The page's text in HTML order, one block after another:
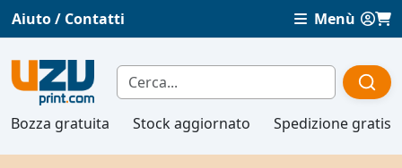
Aiuto / Contatti Menù
Bozza gratuita Stock aggiornato Spedizione gratis